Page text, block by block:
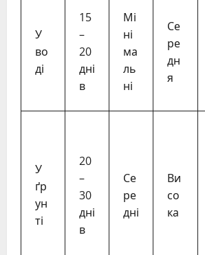
У
во
ді
15
–
20
дні
в
Мі
ні
ма
ль
ні
Се
ре
дн
я
У
ґр
ун
ті
20
–
30
дні
в
Се
ре
дні
Ви
со
ка